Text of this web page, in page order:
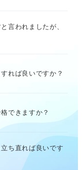
言われましたが、
れば良いですか？
できますか？
ち直れば良いです